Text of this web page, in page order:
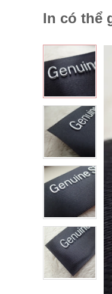
In có thể